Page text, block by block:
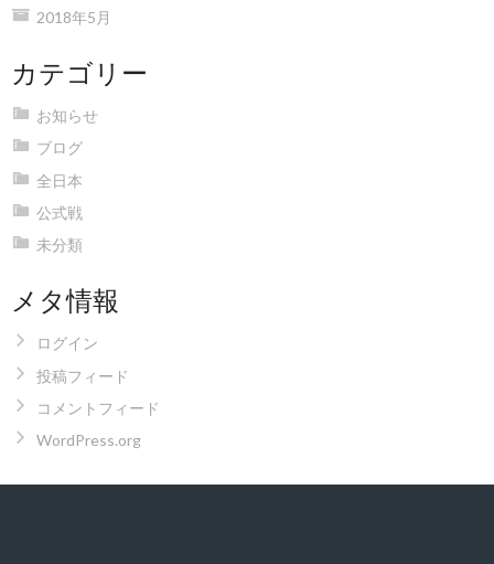
2018年5月
カテゴリー
お知らせ
ブログ
全日本
公式戦
未分類
メタ情報
ログイン
投稿フィード
コメントフィード
WordPress.org